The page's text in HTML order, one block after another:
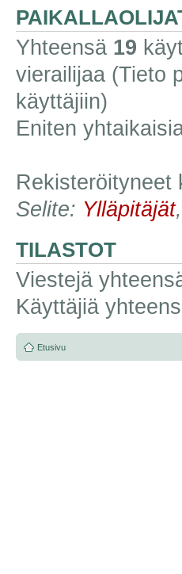
Yhteensä 19
vierailijaa (Tieto
käyttäjiin)
Eniten
Rekisteröityneet
Selite: Ylläpitäjät,
TILASTOT
Viestejä
Käyttäjiä
Etusivu